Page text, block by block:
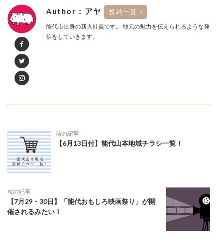
Author：アヤ 投稿一覧
能代市出身の新入社員です。 地元の魅力を伝えられるような発
信をしていきます。
前の記事
【6月13日付】能代山本地域チラシ一覧！
次の記事
【7月29・30日】「能代おもしろ映画祭り」が開
催されるみたい！